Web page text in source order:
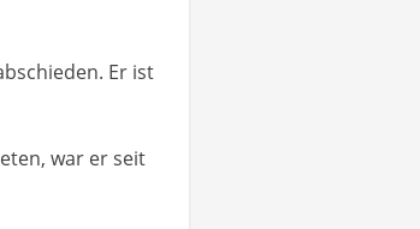
Er ist
war er seit